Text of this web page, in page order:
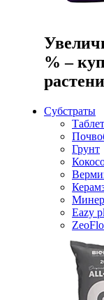
% –
Субстраты
Грунт
Eazy